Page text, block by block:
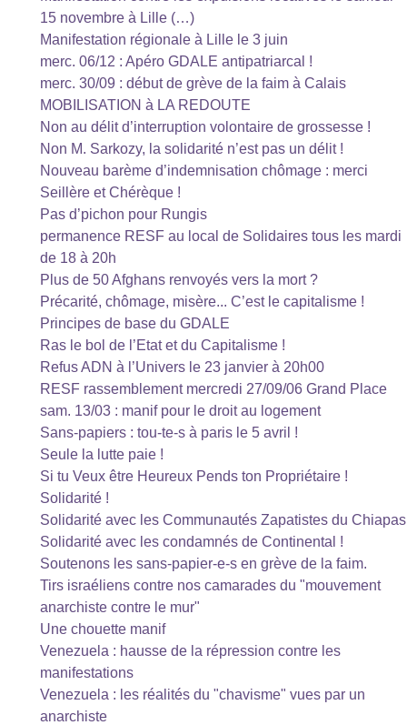
15 novembre à Lille (…)
Manifestation régionale à Lille le 3 juin
merc. 06/12 : Apéro GDALE antipatriarcal !
merc. 30/09 : début de grève de la faim à Calais
MOBILISATION à LA REDOUTE
Non au délit d’interruption volontaire de grossesse !
Non M. Sarkozy, la solidarité n’est pas un délit !
Nouveau barème d’indemnisation chômage : merci
Seillère et Chérèque !
Pas d’pichon pour Rungis
permanence RESF au local de Solidaires tous les mardi
de 18 à 20h
Plus de 50 Afghans renvoyés vers la mort ?
Précarité, chômage, misère... C’est le capitalisme !
Principes de base du GDALE
Ras le bol de l’Etat et du Capitalisme !
Refus ADN à l’Univers le 23 janvier à 20h00
RESF rassemblement mercredi 27/09/06 Grand Place
sam. 13/03 : manif pour le droit au logement
Sans-papiers : tou-te-s à paris le 5 avril !
Seule la lutte paie !
Si tu Veux être Heureux Pends ton Propriétaire !
Solidarité !
Solidarité avec les Communautés Zapatistes du Chiapas
Solidarité avec les condamnés de Continental !
Soutenons les sans-papier-e-s en grève de la faim.
Tirs israéliens contre nos camarades du "mouvement
anarchiste contre le mur"
Une chouette manif
Venezuela : hausse de la répression contre les
manifestations
Venezuela : les réalités du "chavisme" vues par un
anarchiste